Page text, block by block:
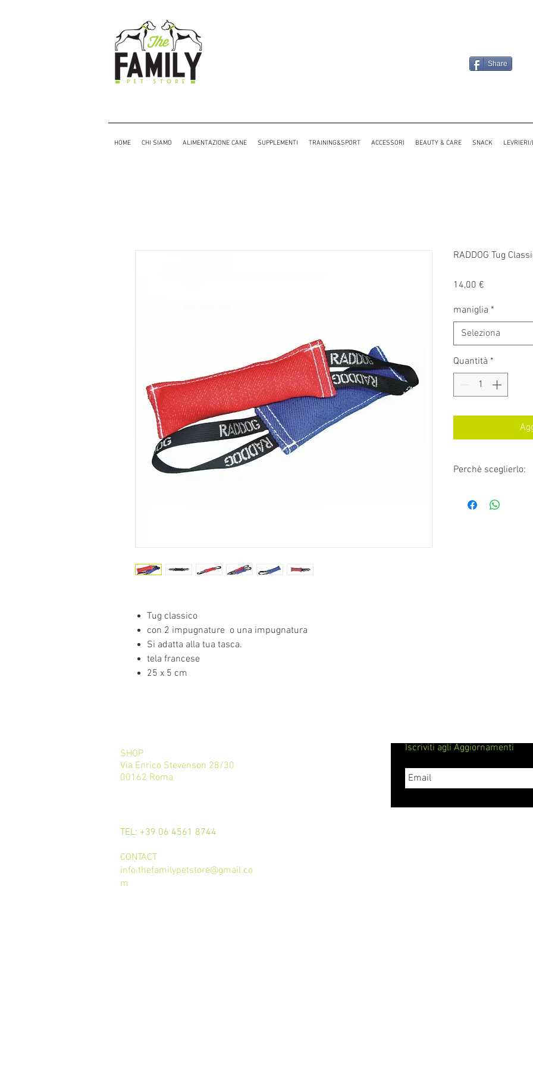
Share
HOME CHI SIAMO ALIMENTAZIONE CANE SUPPLEMENTI TRAINING&SPORT ACCESSORI BEAUTY & CARE SNACK
Tug classico
con 2 impugnature o una impugnatura
Si adatta alla tua tasca.
tela francese
25 x 5 cm
RADDOG Tug
14,00 €
maniglia *
Seleziona
Quantità *
Perchè sceglierlo:
produttore dei
SHOP
Via Enrico Stevenson 28/30
00162 Roma
Iscriviti agli Aggiornamenti
TEL: +39 06 4561 8744
CONTACT
info.thefamilypetstore@gmail.co
m